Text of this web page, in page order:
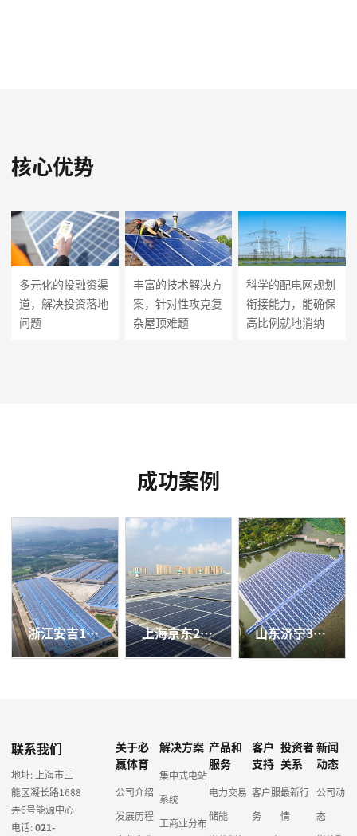
核心优势
多元化的投融资渠
道，解决投资落地
问题
丰富的技术解决方
案，针对性攻克复
杂屋顶难题
科学的配电网规划
衔接能力，能确保
高比例就地消纳
成功案例
浙江安吉13兆瓦屋顶光伏电站 上海京东2.43兆瓦屋顶分布式项目 山东济宁300千瓦水面漂浮分布式光伏电站
联系我们
地址: 上海市三
能区凝长路1688
弄6号能源中心
电话:021-
关于必
赢体育
公司介绍
发展历程
解决方案
集中式电站
系统
工商业分布
产品和
服务
电力交易
储能
客户
支持
客户服
务
投资者
关系
最新行
情
新闻
动态
公司动
态